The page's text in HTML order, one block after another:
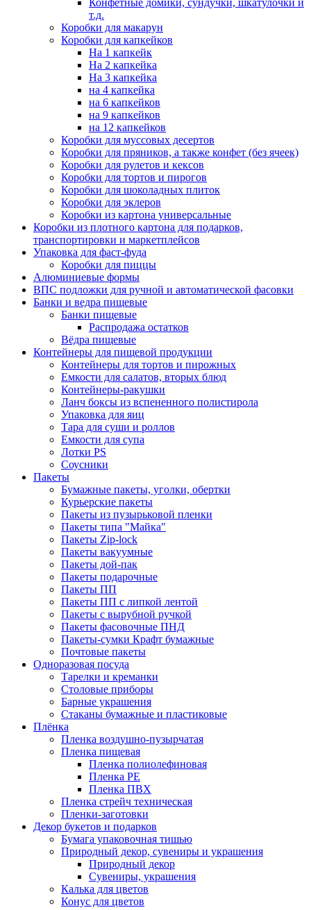
Конфетные домики, сундучки, шкатулочки и
т.д.
Коробки для макарун
Коробки для капкейков
На 1 капкейк
На 2 капкейка
На 3 капкейка
на 4 капкейка
на 6 капкейков
на 9 капкейков
на 12 капкейков
Коробки для муссовых десертов
Коробки для пряников, а также конфет (без ячеек)
Коробки для рулетов и кексов
Коробки для тортов и пирогов
Коробки для шоколадных плиток
Коробки для эклеров
Коробки из картона универсальные
Коробки из плотного картона для подарков,
транспортировки и маркетплейсов
Упаковка для фаст-фуда
Коробки для пиццы
Алюминиевые формы
ВПС подложки для ручной и автоматической фасовки
Банки и ведра пищевые
Банки пищевые
Распродажа остатков
Вёдра пищевые
Контейнеры для пищевой продукции
Контейнеры для тортов и пирожных
Емкости для салатов, вторых блюд
Контейнеры-ракушки
Ланч боксы из вспененного полистирола
Упаковка для яиц
Тара для суши и роллов
Емкости для супа
Лотки PS
Соусники
Пакеты
Бумажные пакеты, уголки, обертки
Курьерские пакеты
Пакеты из пузырьковой пленки
Пакеты типа "Майка"
Пакеты Zip-lock
Пакеты вакуумные
Пакеты дой-пак
Пакеты подарочные
Пакеты ПП
Пакеты ПП с липкой лентой
Пакеты с вырубной ручкой
Пакеты фасовочные ПНД
Пакеты-сумки Крафт бумажные
Почтовые пакеты
Одноразовая посуда
Тарелки и креманки
Столовые приборы
Барные украшения
Стаканы бумажные и пластиковые
Плёнка
Пленка воздушно-пузырчатая
Пленка пищевая
Пленка полиолефиновая
Пленка PE
Пленка ПВХ
Пленка стрейч техническая
Пленки-заготовки
Декор букетов и подарков
Бумага упаковочная тишью
Природный декор, сувениры и украшения
Природный декор
Сувениры, украшения
Калька для цветов
Конус для цветов